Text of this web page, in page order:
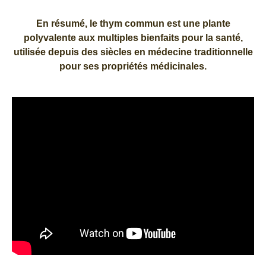
En résumé, le thym commun est une plante
polyvalente aux multiples bienfaits pour la santé,
utilisée depuis des siècles en médecine traditionnelle
pour ses propriétés médicinales.